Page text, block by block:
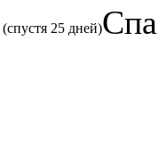
(спустя 25 дней)